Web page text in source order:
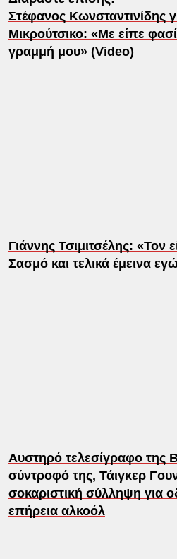
Στέφανος Κωνσταντινίδης
Μικρούτσικο: «Με είπε
γραμμή μου» (Video)
Γιάννης Τσιμιτσέλης: «Τον
Σασμό και τελικά έμεινα
Αυστηρό τελεσίγραφο της
σύντροφό της, Τάιγκερ
σοκαριστική σύλληψη για
επήρεια αλκοόλ